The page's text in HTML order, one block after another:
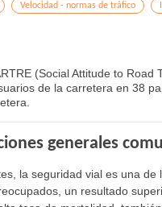
Velocidad - normas de tráfico
(Social Attitude to
de la carretera en 38
generales
la seguridad vial es una
un resultado